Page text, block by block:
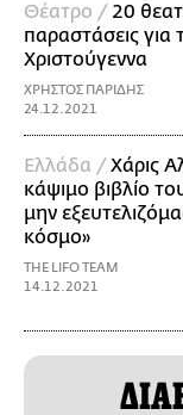
Θέατρο / 20
παραστάσεις για
Χριστούγεννα
ΧΡΗΣΤΟΣ ΠΑΡΙΔΗΣ
24.12.2021
Ελλάδα /Χάρις
κάψιμο βιβλίο
μην
κόσμο»
THE LIFO TEAM
14.12.2021